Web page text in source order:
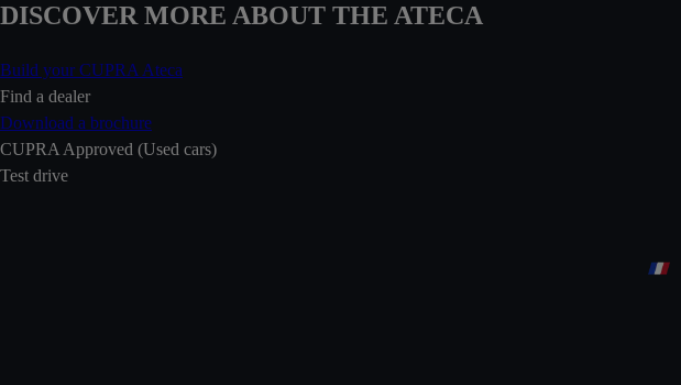
DISCOVER MORE ABOUT THE ATECA
Build your CUPRA Ateca
Find a dealer
Download a brochure
CUPRA Approved (Used cars)
Test drive